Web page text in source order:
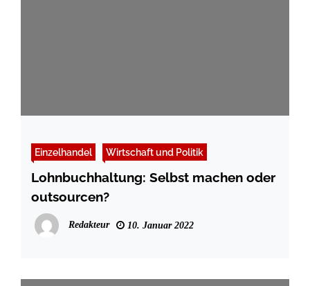
Einzelhandel Wirtschaft und Politik
Lohnbuchhaltung: Selbst machen oder
outsourcen?
Redakteur 10. Januar 2022